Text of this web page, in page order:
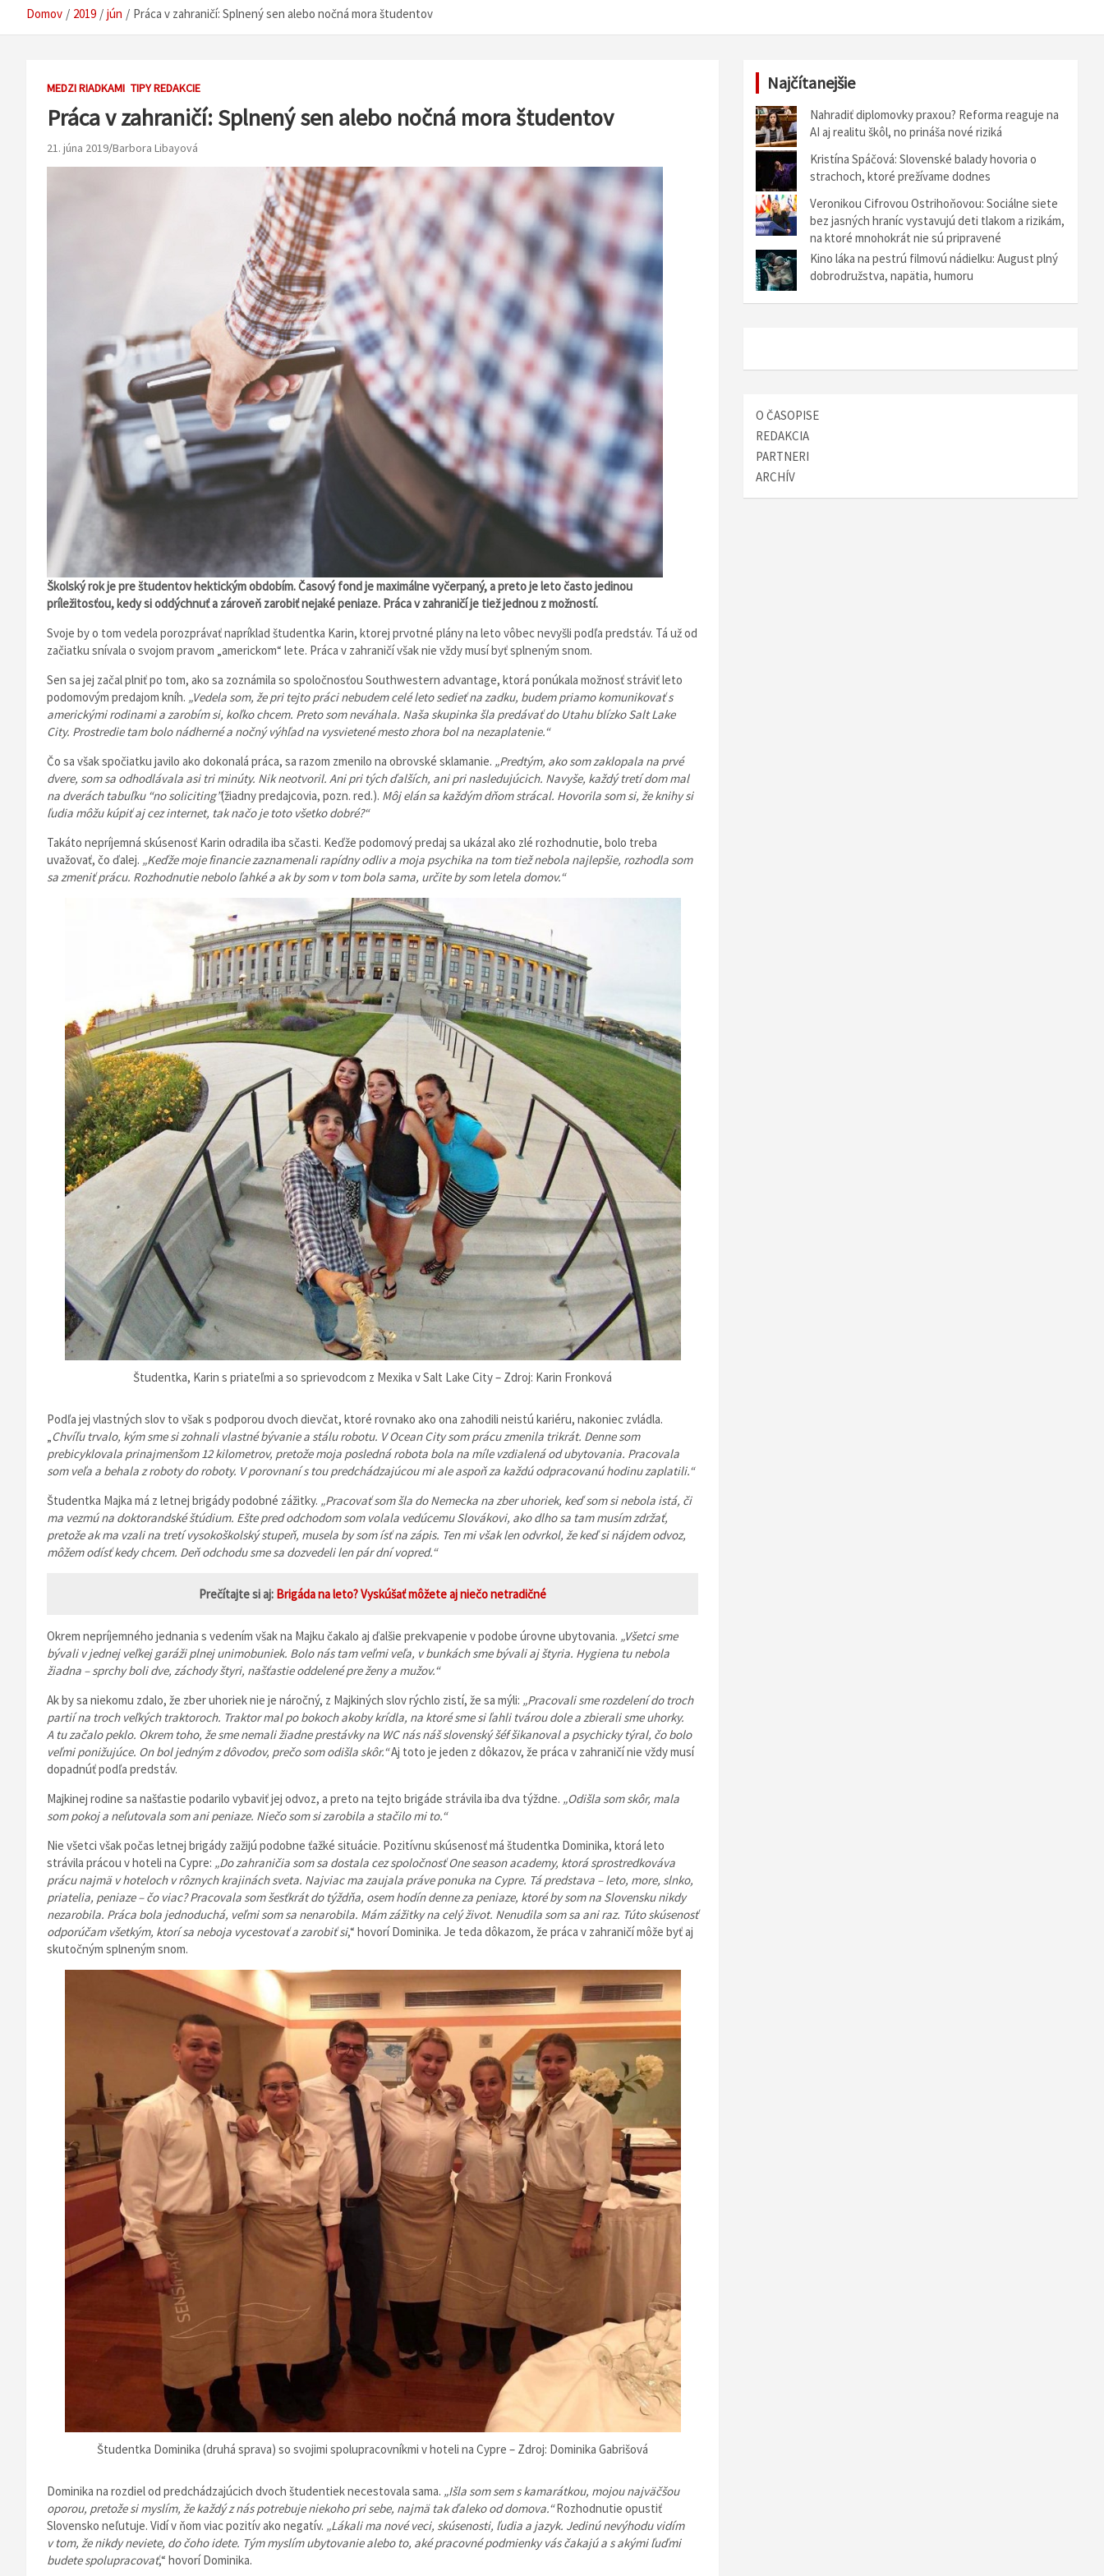
Domov 2019 jún Práca v zahraničí: Splnený sen alebo nočná mora študentov
MEDZI RIADKAMI TIPY REDAKCIE
Práca v zahraničí: Splnený sen alebo nočná mora študentov
21. júna 2019 Barbora Libayová
Školský rok je pre študentov hektickým obdobím. Časový fond je maximálne vyčerpaný, a preto je leto často jedinou
príležitosťou, kedy si oddýchnuť a zároveň zarobiť nejaké peniaze. Práca v zahraničí je tiež jednou z možností.
Svoje by o tom vedela porozprávať napríklad študentka Karin, ktorej prvotné plány na leto vôbec nevyšli podľa predstáv. Tá už od
začiatku snívala o svojom pravom „americkom“ lete. Práca v zahraničí však nie vždy musí byť splneným snom.
Sen sa jej začal plniť po tom, ako sa zoznámila so spoločnosťou Southwestern advantage, ktorá ponúkala možnosť stráviť leto
podomovým predajom kníh. „Vedela som, že pri tejto práci nebudem celé leto sedieť na zadku, budem priamo komunikovať s
americkými rodinami a zarobím si, koľko chcem. Preto som neváhala. Naša skupinka šla predávať do Utahu blízko Salt Lake
City. Prostredie tam bolo nádherné a nočný výhľad na vysvietené mesto zhora bol na nezaplatenie.“
Čo sa však spočiatku javilo ako dokonalá práca, sa razom zmenilo na obrovské sklamanie. „Predtým, ako som zaklopala na prvé
dvere, som sa odhodlávala asi tri minúty. Nik neotvoril. Ani pri tých ďalších, ani pri nasledujúcich. Navyše, každý tretí dom mal
na dverách tabuľku “no soliciting”(žiadny predajcovia, pozn. red.). Môj elán sa každým dňom strácal. Hovorila som si, že knihy si
ľudia môžu kúpiť aj cez internet, tak načo je toto všetko dobré?“
Takáto nepríjemná skúsenosť Karin odradila iba sčasti. Keďže podomový predaj sa ukázal ako zlé rozhodnutie, bolo treba
uvažovať, čo ďalej. „Keďže moje financie zaznamenali rapídny odliv a moja psychika na tom tiež nebola najlepšie, rozhodla som
sa zmeniť prácu. Rozhodnutie nebolo ľahké a ak by som v tom bola sama, určite by som letela domov.“
Študentka, Karin s priateľmi a so sprievodcom z Mexika v Salt Lake City – Zdroj: Karin Fronková
Podľa jej vlastných slov to však s podporou dvoch dievčat, ktoré rovnako ako ona zahodili neistú kariéru, nakoniec zvládla.
„Chvíľu trvalo, kým sme si zohnali vlastné bývanie a stálu robotu. V Ocean City som prácu zmenila trikrát. Denne som
prebicyklovala prinajmenšom 12 kilometrov, pretože moja posledná robota bola na míle vzdialená od ubytovania. Pracovala
som veľa a behala z roboty do roboty. V porovnaní s tou predchádzajúcou mi ale aspoň za každú odpracovanú hodinu zaplatili.“
Študentka Majka má z letnej brigády podobné zážitky. „Pracovať som šla do Nemecka na zber uhoriek, keď som si nebola istá, či
ma vezmú na doktorandské štúdium. Ešte pred odchodom som volala vedúcemu Slovákovi, ako dlho sa tam musím zdržať,
pretože ak ma vzali na tretí vysokoškolský stupeň, musela by som ísť na zápis. Ten mi však len odvrkol, že keď si nájdem odvoz,
môžem odísť kedy chcem. Deň odchodu sme sa dozvedeli len pár dní vopred.“
Prečítajte si aj: Brigáda na leto? Vyskúšať môžete aj niečo netradičné
Okrem nepríjemného jednania s vedením však na Majku čakalo aj ďalšie prekvapenie v podobe úrovne ubytovania. „Všetci sme
bývali v jednej veľkej garáži plnej unimobuniek. Bolo nás tam veľmi veľa, v bunkách sme bývali aj štyria. Hygiena tu nebola
žiadna – sprchy boli dve, záchody štyri, našťastie oddelené pre ženy a mužov.“
Ak by sa niekomu zdalo, že zber uhoriek nie je náročný, z Majkiných slov rýchlo zistí, že sa mýli: „Pracovali sme rozdelení do troch
partií na troch veľkých traktoroch. Traktor mal po bokoch akoby krídla, na ktoré sme si ľahli tvárou dole a zbierali sme uhorky.
A tu začalo peklo. Okrem toho, že sme nemali žiadne prestávky na WC nás náš slovenský šéf šikanoval a psychicky týral, čo bolo
veľmi ponižujúce. On bol jedným z dôvodov, prečo som odišla skôr.“Aj toto je jeden z dôkazov, že práca v zahraničí nie vždy musí
dopadnúť podľa predstáv.
Majkinej rodine sa našťastie podarilo vybaviť jej odvoz, a preto na tejto brigáde strávila iba dva týždne. „Odišla som skôr, mala
som pokoj a neľutovala som ani peniaze. Niečo som si zarobila a stačilo mi to.“
Nie všetci však počas letnej brigády zažijú podobne ťažké situácie. Pozitívnu skúsenosť má študentka Dominika, ktorá leto
strávila prácou v hoteli na Cypre: „Do zahraničia som sa dostala cez spoločnosť One season academy, ktorá sprostredkováva
prácu najmä v hoteloch v rôznych krajinách sveta. Najviac ma zaujala práve ponuka na Cypre. Tá predstava – leto, more, slnko,
priatelia, peniaze – čo viac? Pracovala som šesťkrát do týždňa, osem hodín denne za peniaze, ktoré by som na Slovensku nikdy
nezarobila. Práca bola jednoduchá, veľmi som sa nenarobila. Mám zážitky na celý život. Nenudila som sa ani raz. Túto skúsenosť
odporúčam všetkým, ktorí sa neboja vycestovať a zarobiť si,“ hovorí Dominika. Je teda dôkazom, že práca v zahraničí môže byť aj
skutočným splneným snom.
Študentka Dominika (druhá sprava) so svojimi spolupracovníkmi v hoteli na Cypre – Zdroj: Dominika Gabrišová
Dominika na rozdiel od predchádzajúcich dvoch študentiek necestovala sama. „Išla som sem s kamarátkou, mojou najväčšou
oporou, pretože si myslím, že každý z nás potrebuje niekoho pri sebe, najmä tak ďaleko od domova.“Rozhodnutie opustiť
Slovensko neľutuje. Vidí v ňom viac pozitív ako negatív. „Lákali ma nové veci, skúsenosti, ľudia a jazyk. Jedinú nevýhodu vidím
v tom, že nikdy neviete, do čoho idete. Tým myslím ubytovanie alebo to, aké pracovné podmienky vás čakajú a s akými ľuďmi
budete spolupracovať,“ hovorí Dominika.
Najčítanejšie
Nahradiť diplomovky praxou? Reforma reaguje na
AI aj realitu škôl, no prináša nové riziká
Kristína Spáčová: Slovenské balady hovoria o
strachoch, ktoré prežívame dodnes
Veronikou Cifrovou Ostrihoňovou: Sociálne siete
bez jasných hraníc vystavujú deti tlakom a rizikám,
na ktoré mnohokrát nie sú pripravené
Kino láka na pestrú filmovú nádielku: August plný
dobrodružstva, napätia, humoru
O ČASOPISE
REDAKCIA
PARTNERI
ARCHÍV